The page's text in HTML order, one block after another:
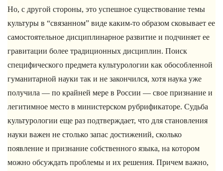
Но, с другой стороны, это успешное существование темы
культуры в “связанном” виде каким-то образом сковывает ее
самостоятельное дисциплинарное развитие и подчиняет ее
гравитации более традиционных дисциплин. Поиск
специфического предмета культурологии как обособленной
гуманитарной науки так и не закончился, хотя наука уже
получила — по крайней мере в России — свое признание и
легитимное место в министерском рубрификаторе. Судьба
культурологии еще раз подтверждает, что для становления
науки важен не столько запас достижений, сколько
появление и признание собственного языка, на котором
можно обсуждать проблемы и их решения. Причем важно,